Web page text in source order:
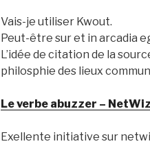
Vais-je utiliser Kwout.
Peut-être sur et in arcadia
L’idée de citation de la
philosphie des lieux
Le verbe abuzzer –
Exellente initiative sur